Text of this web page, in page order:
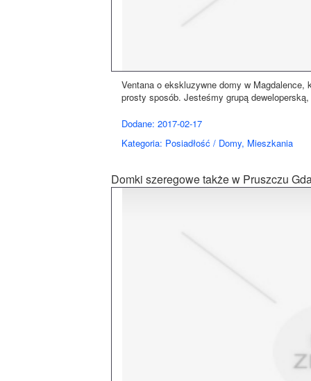
Ventana o ekskluzywne domy w
prosty sposób. Jesteśmy grupą
Dodane: 2017-02-17
Kategoria: Posiadłość / Domy, Mieszkania
Domki szeregowe także w Pruszczu